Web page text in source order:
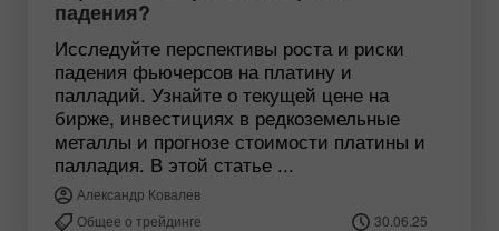
падения?
Исследуйте перспективы роста и риски
падения фьючерсов на платину и
палладий. Узнайте о текущей цене на
бирже, инвестициях в редкоземельные
металлы и прогнозе стоимости платины и
палладия. В этой статье ...
Александр Ковалев
Общее о трейдинге
30.06.25